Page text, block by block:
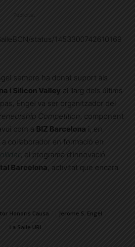
status/1453300742610169
sempre ha donat suport als
i Silicon Valley al llarg dels últims
Engel va ser organitzador del
Competition , component
com a BIZ Barcelona i, en
col·laborador en formació en
, el programa d’innovació
Barcelona, activitat que encara
Honoris Causa
Jerome S. Engel
La Salle URL